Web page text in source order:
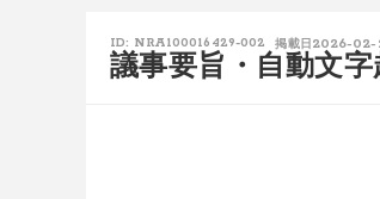
ID: NRA100016429-002 掲載日 2026-02-
議事要旨・自動文